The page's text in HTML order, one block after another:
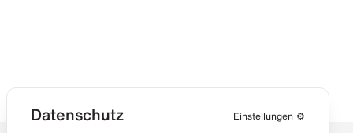
Datenschutz Einstellungen ⚙️